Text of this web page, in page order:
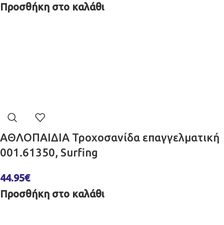
Προσθήκη στο καλάθι
ΑΘΛΟΠΑΙΔΙΑ Τροχοσανίδα επαγγελματική
001.61350, Surfing
44.95€
Προσθήκη στο καλάθι